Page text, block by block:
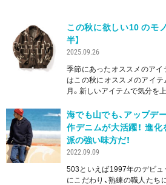
この秋に欲しい10 のモノ
半】
2025.09.26
季節にあったオススメのアイ
はこの秋にオススメのアイ
月。新しいアイテムで気分を
海でも山でも、アップデ
作デニムが大活躍！ 進
派の強い味方だ！
2022.09.09
503といえば1997年のデビュ
にこだわり、熟練の職人た